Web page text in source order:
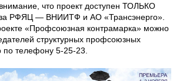
что проект доступен ТОЛЬКО
РФЯЦ — ВНИИТФ и АО «Трансэнерго».
«Профсоюзная контрамарка» можно
структурных профсоюзных
по телефону 5-25-23.